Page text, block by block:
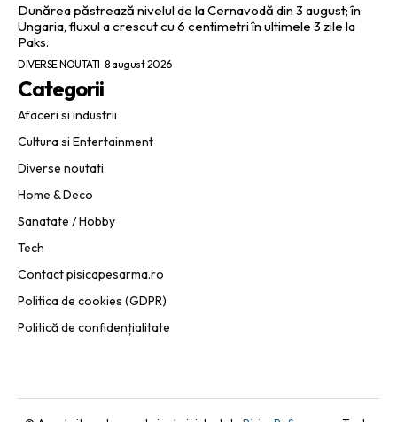
Dunărea păstrează nivelul de la Cernavodă din 3 august; în
Ungaria, fluxul a crescut cu 6 centimetri în ultimele 3 zile la
Paks.
DIVERSE NOUTATI 8 august 2026
Categorii
Afaceri si industrii
Cultura si Entertainment
Diverse noutati
Home & Deco
Sanatate / Hobby
Tech
Contact pisicapesarma.ro
Politica de cookies (GDPR)
Politică de confidențialitate